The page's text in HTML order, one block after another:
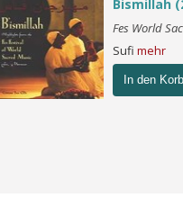
Bismillah
Fes World
Sufi mehr
In den Korb